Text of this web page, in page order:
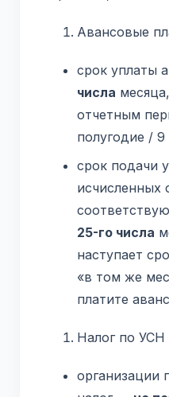
Авансовые
срок уплаты
числа
отчетным
полугодие / 9
срок подачи
исчисленных
25-го числа
наступает
«в том же
платите
Налог по УСН
организации